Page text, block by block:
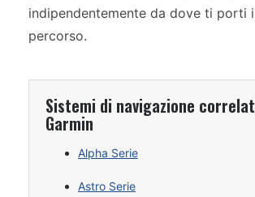
indipendentemente da dove ti porti
percorso.
Sistemi di navigazione
Garmin
Alpha Serie
Astro Serie